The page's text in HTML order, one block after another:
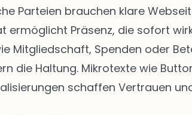
Parteien brauchen klare
ermöglicht Präsenz, die sofort
Mitgliedschaft, Spenden oder
die Haltung. Mikrotexte wie
schaffen Vertrauen